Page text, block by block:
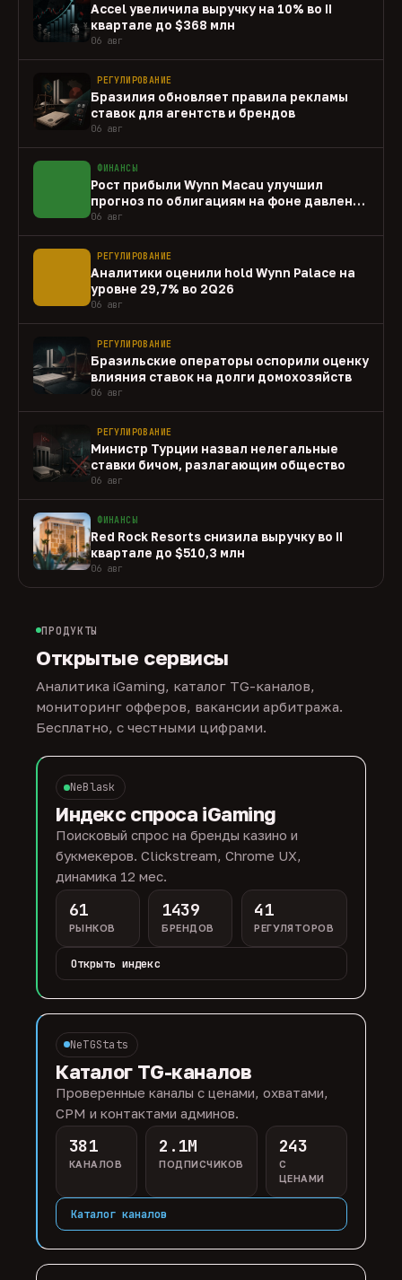
Accel увеличила выручку на 10% во II
квартале до $368 млн
06 авг
РЕГУЛИРОВАНИЕ
Бразилия обновляет правила рекламы
ставок для агентств и брендов
06 авг
ФИНАНСЫ
Рост прибыли Wynn Macau улучшил
прогноз по облигациям на фоне давления
capex
06 авг
РЕГУЛИРОВАНИЕ
Аналитики оценили hold Wynn Palace на
уровне 29,7% во 2Q26
06 авг
РЕГУЛИРОВАНИЕ
Бразильские операторы оспорили оценку
влияния ставок на долги домохозяйств
06 авг
РЕГУЛИРОВАНИЕ
Министр Турции назвал нелегальные
ставки бичом, разлагающим общество
06 авг
ФИНАНСЫ
Red Rock Resorts снизила выручку во II
квартале до $510,3 млн
06 авг
ПРОДУКТЫ
Открытые сервисы
Аналитика iGaming, каталог TG-каналов,
мониторинг офферов, вакансии арбитража.
Бесплатно, с честными цифрами.
NeBlask
Индекс спроса iGaming
Поисковый спрос на бренды казино и
букмекеров. Clickstream, Chrome UX,
динамика 12 мес.
61
РЫНКОВ
1439
БРЕНДОВ
41
РЕГУЛЯТОРОВ
Открыть индекс
NeTGStats
Каталог TG-каналов
Проверенные каналы с ценами, охватами,
CPM и контактами админов.
381
КАНАЛОВ
2.1M
ПОДПИСЧИКОВ
243
С
ЦЕНАМИ
Каталог каналов